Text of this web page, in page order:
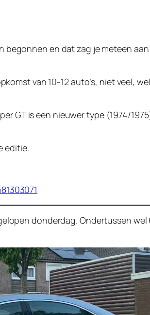
en dat zag je meteen
van 10-12 auto’s, niet veel,
GT is een nieuwer type (1974/
editie.
donderdag. Ondertussen